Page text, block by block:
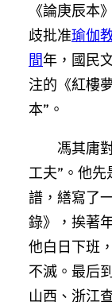
《論庚辰本
歧批准瑜伽
間年，國民
注的《紅樓
本”。
馮其庸
工夫”。他
譜，繕寫了
錄》，挨著
他白日下班
不滅。最后
山西、浙江